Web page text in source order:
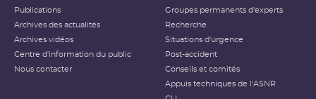
Publications
Archives des actualités
Archives vidéos
Centre d'information du public
Nous contacter
Groupes permanents d'experts
Recherche
Situations d'urgence
Post-accident
Conseils et comités
Appuis techniques de l'ASNR